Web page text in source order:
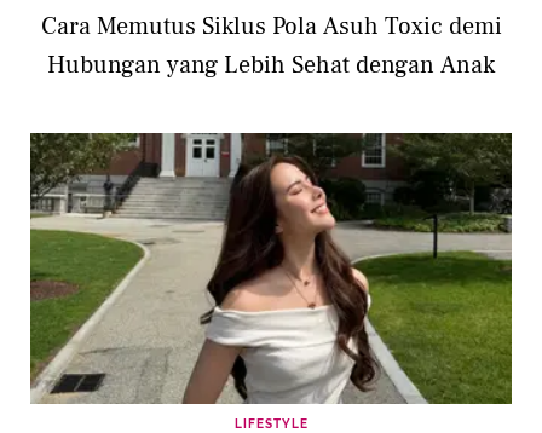
Cara Memutus Siklus Pola Asuh Toxic demi
Hubungan yang Lebih Sehat dengan Anak
LIFESTYLE